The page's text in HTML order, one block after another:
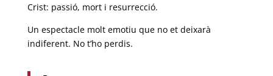
Crist: passió, mort i resurrecció.
Un espectacle molt emotiu que no et deixarà
indiferent. No t’ho perdis.